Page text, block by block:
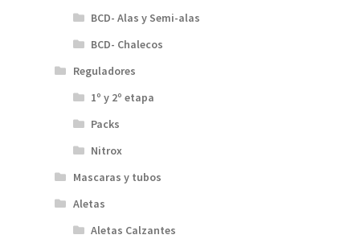
BCD- Alas y Semi-alas
BCD- Chalecos
Reguladores
1º y 2º etapa
Packs
Nitrox
Mascaras y tubos
Aletas
Aletas Calzantes